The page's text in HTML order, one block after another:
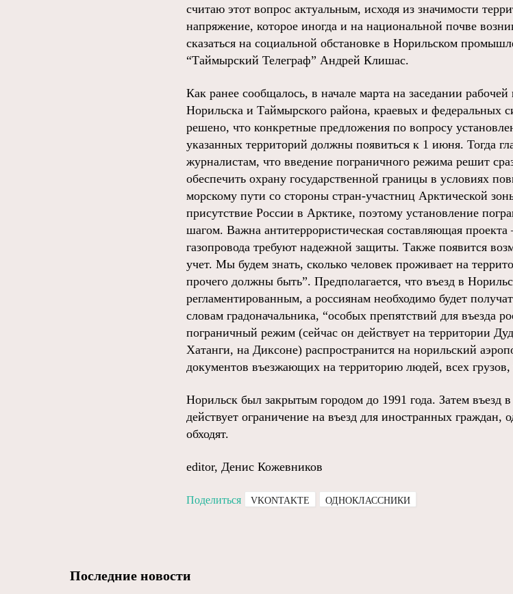
считаю этот вопрос актуальным, исходя из значимости
напряжение, которое иногда и на национальной почве
сказаться на социальной обстановке в Норильском
“Таймырский Телеграф” Андрей Клишас.
Как ранее сообщалось, в начале марта на заседании
Норильска и Таймырского района, краевых и федеральных
решено, что конкретные предложения по вопросу
указанных территорий должны появиться к 1 июня. Тогда
журналистам, что введение пограничного режима решит
обеспечить охрану государственной границы в условиях
морскому пути со стороны стран-участниц Арктической
присутствие России в Арктике, поэтому установление
шагом. Важна антитеррористическая составляющая проекта
газопровода требуют надежной защиты. Также появится
учет. Мы будем знать, сколько человек проживает на
прочего должны быть”. Предполагается, что въезд в
регламентированным, а россиянам необходимо будет
словам градоначальника, “особых препятствий для въезда
пограничный режим (сейчас он действует на территории
Хатанги, на Диксоне) распространится на норильский
документов въезжающих на территорию людей, всех
Норильск был закрытым городом до 1991 года. Затем въезд
действует ограничение на въезд для иностранных граждан,
обходят.
editor, Денис Кожевников
Поделиться VKONTAKTE ОДНОКЛАССНИКИ
Последние новости